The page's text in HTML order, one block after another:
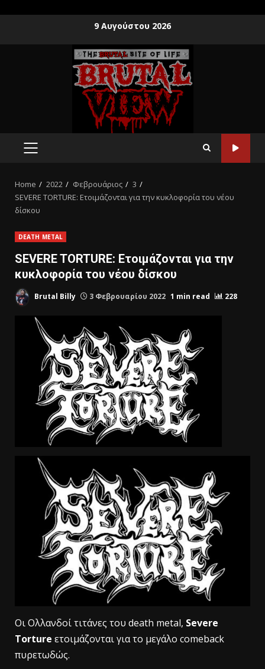
9 Αυγούστου 2026
Home 2022 Φεβρουάριος
3
SEVERE TORTURE: Ετοιμάζονται για την κυκλοφορία του νέου
δίσκου
DEATH METAL
SEVERE TORTURE: Ετοιμάζονται για την
κυκλοφορία του νέου δίσκου
Brutal Billy 3 Φεβρουαρίου 2022 1 min read 228
Οι Ολλανδοί τιτάνες του death metal, Severe
Torture ετοιμάζονται για το μεγάλο comeback
πυρετωδώς.